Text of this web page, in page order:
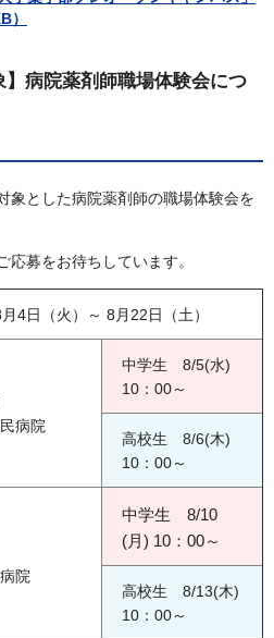
）
】病院薬剤師職場体験会につ
象とした病院薬剤師の職場体験会を
募をお待ちしています。
4日（火）～ 8月22日（土）
病院
中学生 8/5(水)
10：00～
高校生 8/6(木)
10：00～
院
中学生 8/10
(月) 10：00～
高校生 8/13(木)
10：00～